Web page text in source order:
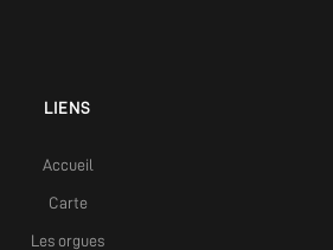
LIENS
Accueil
Carte
Les orgues